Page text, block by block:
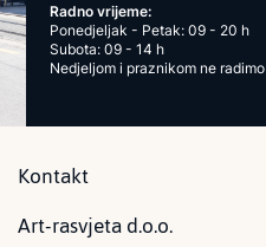
Radno vrijeme:
Ponedjeljak - Petak: 09 - 20 h
Subota: 09 - 14 h
Nedjeljom i praznikom ne radimo
Kontakt
Art-rasvjeta d.o.o.